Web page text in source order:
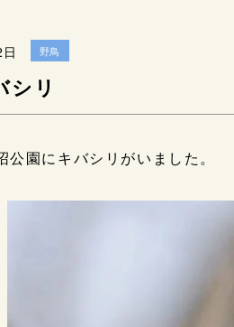
野鳥
シリ
公園にキバシリがいました。